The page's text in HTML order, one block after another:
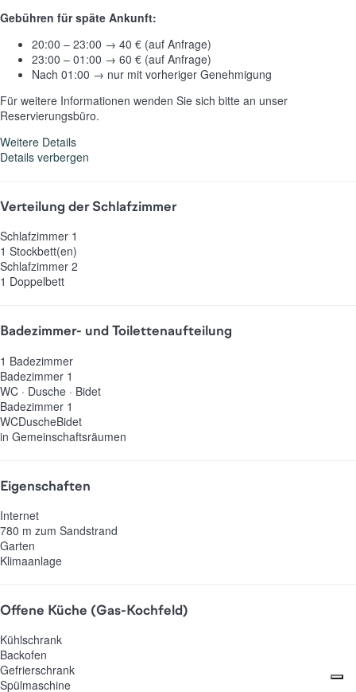
Gebühren für späte Ankunft:
20:00 – 23:00 → 40 € (auf Anfrage)
23:00 – 01:00 → 60 € (auf Anfrage)
Nach 01:00 → nur mit vorheriger Genehmigung
Für weitere Informationen wenden Sie sich bitte an unser
Reservierungsbüro.
Weitere Details
Details verbergen
Verteilung der Schlafzimmer
Schlafzimmer 1
1 Stockbett(en)
Schlafzimmer 2
1 Doppelbett
Badezimmer- und Toilettenaufteilung
1 Badezimmer
Badezimmer 1
WC · Dusche · Bidet
Badezimmer 1
WCDuscheBidet
in Gemeinschaftsräumen
Eigenschaften
Internet
780 m zum Sandstrand
Garten
Klimaanlage
Offene Küche (Gas-Kochfeld)
Kühlschrank
Backofen
Gefrierschrank
Spülmaschine